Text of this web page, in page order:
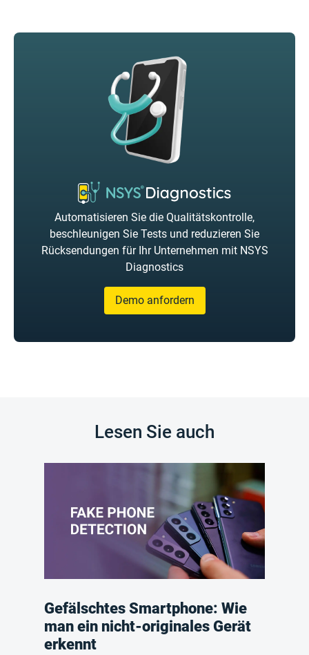
Automatisieren Sie die Qualitätskontrolle,
beschleunigen Sie Tests und reduzieren Sie
Rücksendungen für Ihr Unternehmen mit NSYS
Diagnostics
Demo anfordern
Lesen Sie auch
Gefälschtes Smartphone: Wie
man ein nicht-originales Gerät
erkennt